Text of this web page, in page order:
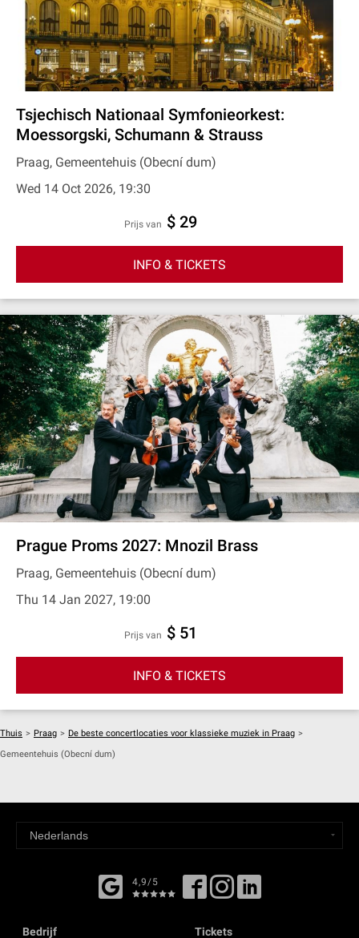
Tsjechisch Nationaal Symfonieorkest:
Moessorgski, Schumann & Strauss
Praag, Gemeentehuis (Obecní dum)
Wed 14 Oct 2026, 19:30
prijs van $ 29
INFO & TICKETS
Prague Proms 2027: Mnozil Brass
Praag, Gemeentehuis (Obecní dum)
Thu 14 Jan 2027, 19:00
prijs van $ 51
INFO & TICKETS
Thuis > Praag > De beste concertlocaties voor klassieke muziek in Praag >
Gemeentehuis (Obecní dum)
4,9/5
Bedrijf Tickets